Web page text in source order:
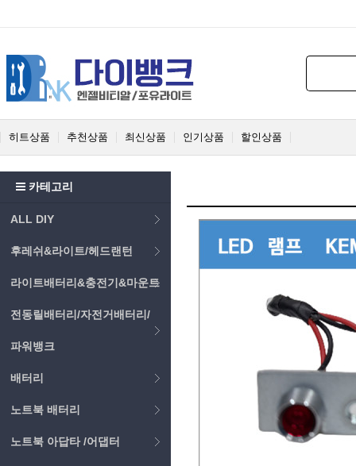
히트상품 추천상품 최신상품 인기상품 할인상품
카테고리
ALL DIY
후레쉬&라이트/헤드랜턴
라이트배터리&충전기&마운트
전동릴배터리/자전거배터리/
파워뱅크
배터리
노트북 배터리
노트북 아답타 /어댑터